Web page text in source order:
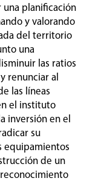
una planificación
y valorando
del territorio
una
las ratios
renunciar al
las líneas
el instituto
inversión en el
su
equipamientos
de un